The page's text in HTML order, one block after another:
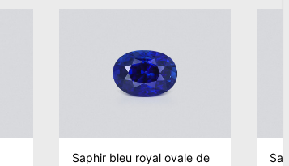
Saphir bleu royal ovale de